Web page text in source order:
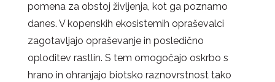
pomena za obstoj življenja, kot ga poznamo
danes. V kopenskih ekosistemih opraševalci
zagotavljajo opraševanje in posledično
oploditev rastlin. S tem omogočajo oskrbo s
hrano in ohranjajo biotsko raznovrstnost tako